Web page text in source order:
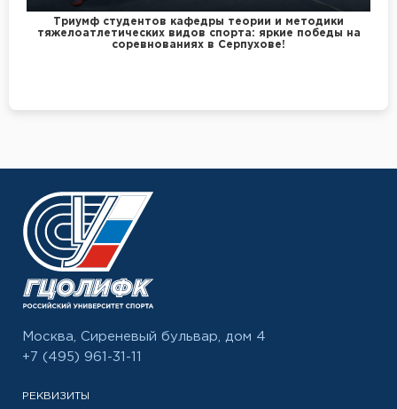
Триумф студентов кафедры теории и методики
тяжелоатлетических видов спорта: яркие победы на
соревнованиях в Серпухове!
Москва, Сиреневый бульвар, дом 4
+7 (495) 961-31-11
РЕКВИЗИТЫ